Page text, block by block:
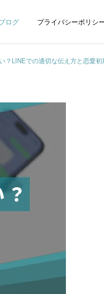
ログ プライバシーポリシ
？LINEでの適切な伝え方と恋愛